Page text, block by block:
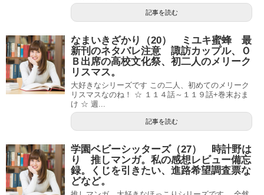
記事を読む
なまいきざかり（20） ミユキ蜜蜂 最
新刊のネタバレ注意 諏訪カップル、Ｏ
Ｂ出席の高校文化祭、初二人のメリーク
リスマス。
大好きなシリーズです この二人、初めてのメリーク
リスマスなのね！ ☆ １１４話～１１９話+巻末おま
け ☆ 週...
記事を読む
学園ベビーシッターズ（27） 時計野は
り 推しマンガ。私の感想レビュー備忘
録。くじを引きたい、進路希望調査票な
どなど。